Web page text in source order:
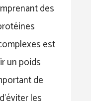
des
est
un poids
de